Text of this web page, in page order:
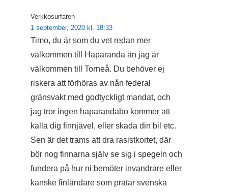
Verkkosurfaren
1 september, 2020 kl. 18:33
Timo, du är som du vet redan mer
välkommen till Haparanda än jag är
välkommen till Torneå. Du behöver ej
riskera att förhöras av nån federal
gränsvakt med godtyckligt mandat, och
jag tror ingen haparandabo kommer att
kalla dig finnjävel, eller skada din bil etc.
Sen är det trams att dra rasistkortet, där
bör nog finnarna själv se sig i spegeln och
fundera på hur ni bemöter invandrare eller
kanske finländare som pratar svenska